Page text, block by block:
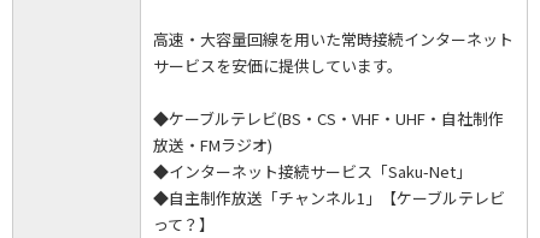
高速・大容量回線を用いた常時接続インターネット
サービスを安価に提供しています。
◆ケーブルテレビ(BS・CS・VHF・UHF・自社制作
放送・FMラジオ)
◆インターネット接続サービス「Saku-Net」
◆自主制作放送「チャンネル1」【ケーブルテレビ
って？】